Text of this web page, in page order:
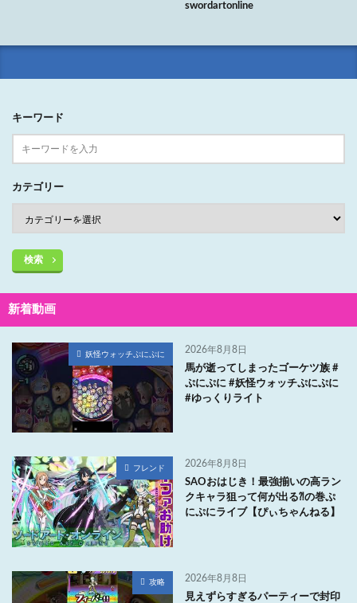
swordartonline
キーワード
カテゴリー
検索
新着動画
妖怪ウォッチぷにぷに 2026年8月8日
馬が逝ってしまったゴーケツ族 #
ぷにぷに #妖怪ウォッチぷにぷに
#ゆっくりライト
フレンド 2026年8月8日
SAOおはじき！最強揃いの高ラン
クキャラ狙って何が出る⁈の巻ぷ
にぷにライブ【ぴぃちゃんねる】
攻略 2026年8月8日
見えずらすぎるパーティーで封印